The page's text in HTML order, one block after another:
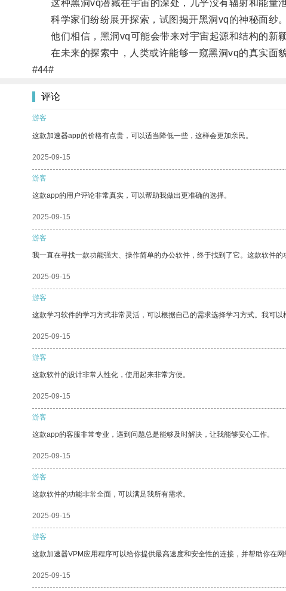
这种黑洞vq潜藏在宇宙的深处，几乎没有辐射和能量泄
科学家们纷纷展开探索，试图揭开黑洞vq的神秘面纱。
他们相信，黑洞vq可能会带来对宇宙起源和结构的新颖
在未来的探索中，人类或许能够一窥黑洞vq的真实面貌
#44#
评论
游客
这款加速器app的价格有点贵，可以适当降低一些，这样会更加亲民。
2025-09-15
游客
这款app的用户评论非常真实，可以帮助我做出更准确的选择。
2025-09-15
游客
我一直在寻找一款功能强大、操作简单的办公软件，终于找到了它。这款软件
2025-09-15
游客
这款学习软件的学习方式非常灵活，可以根据自己的需求选择学习方式。我可以
2025-09-15
游客
这款软件的设计非常人性化，使用起来非常方便。
2025-09-15
游客
这款app的客服非常专业，遇到问题总是能够及时解决，让我能够安心工作。
2025-09-15
游客
这款软件的功能非常全面，可以满足我所有需求。
2025-09-15
游客
这款加速器VPM应用程序可以给你提供最高速度和安全性的连接，并帮助你在网
2025-09-15